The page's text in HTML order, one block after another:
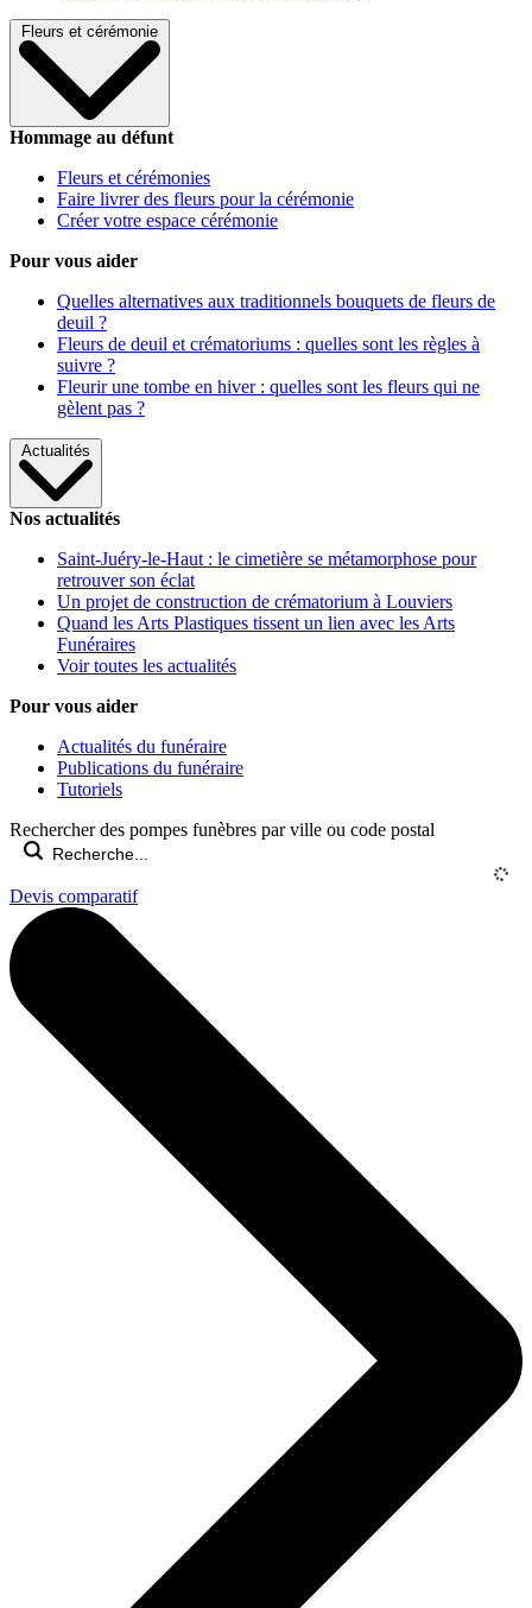
Fleurs et cérémonie
Hommage au défunt
Fleurs et cérémonies
Faire livrer des fleurs pour la cérémonie
Créer votre espace cérémonie
Pour vous aider
Quelles alternatives aux traditionnels bouquets de fleurs de
deuil ?
Fleurs de deuil et crématoriums : quelles sont les règles à
suivre ?
Fleurir une tombe en hiver : quelles sont les fleurs qui ne
gèlent pas ?
Actualités
Nos actualités
Saint-Juéry-le-Haut : le cimetière se métamorphose pour
retrouver son éclat
Un projet de construction de crématorium à Louviers
Quand les Arts Plastiques tissent un lien avec les Arts
Funéraires
Voir toutes les actualités
Pour vous aider
Actualités du funéraire
Publications du funéraire
Tutoriels
Rechercher des pompes funèbres par ville ou code postal
Devis comparatif